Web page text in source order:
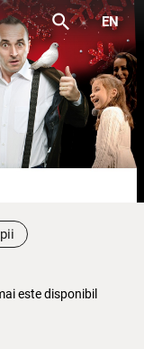
search EN
este disponibil